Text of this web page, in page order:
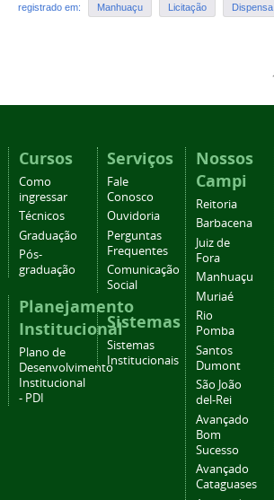
registrado em: Manhuaçu Licitação Dispensa
Cursos
Como
ingressar
Técnicos
Graduação
Pós-
graduação
Planejamento
Institucional
Plano de
Desenvolvimento
Institucional
- PDI
Serviços
Fale
Conosco
Ouvidoria
Perguntas
Frequentes
Comunicação
Social
Sistemas
Sistemas
Institucionais
Nossos
Campi
Reitoria
Barbacena
Juiz de
Fora
Manhuaçu
Muriaé
Rio
Pomba
Santos
Dumont
São João
del-Rei
Avançado
Bom
Sucesso
Avançado
Cataguases